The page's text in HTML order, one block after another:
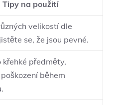
Tipy na použití
velikostí dle
se, že jsou pevné.
křehké předměty,
během